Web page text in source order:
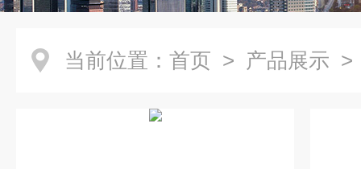
当前位置： 首页 > 产品展示